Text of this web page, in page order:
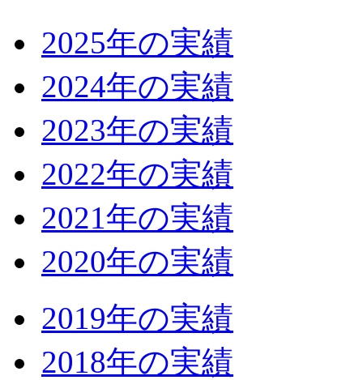
2025年の実績
2024年の実績
2023年の実績
2022年の実績
2021年の実績
2020年の実績
2019年の実績
2018年の実績